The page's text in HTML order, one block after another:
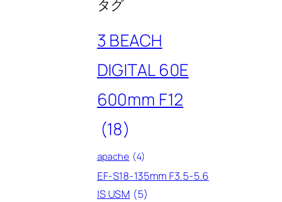
タグ
3 BEACH
DIGITAL 60E
600mm F12
(18)
apache (4)
EF-S18-135mm F3.5-5.6
IS USM (5)